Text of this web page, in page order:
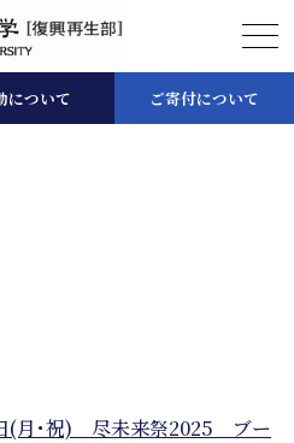
について ご寄付について
(月･祝) 尽未来祭2025 ブー